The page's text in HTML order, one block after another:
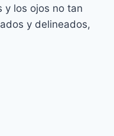
y los ojos no tan
y delineados,